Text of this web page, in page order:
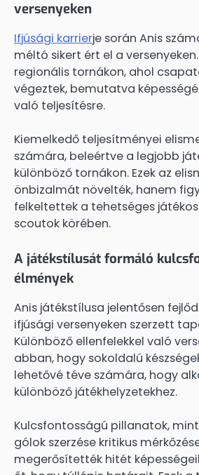
versenyeken
Ifjúsági karrierje során Anis
méltó sikert ért el a
regionális tornákon, ahol
végeztek, bemutatva
való teljesítésre.
Kiemelkedő teljesítményei
számára, beleértve a legjobb
különböző tornákon. Ezek az
önbizalmát növelték, hanem
felkeltettek a tehetséges
scoutok körében.
A játékstílusát formáló
élmények
Anis játékstílusa jelentősen
ifjúsági versenyeken szerzett
Különböző ellenfelekkel való
abban, hogy sokoldalú
lehetővé téve számára, hogy
különböző játékhelyzetekhez.
Kulcsfontosságú pillanatok,
gólok szerzése kritikus
megerősítették hitét